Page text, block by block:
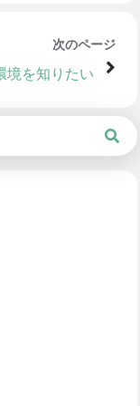
次のページ
境を知りたい